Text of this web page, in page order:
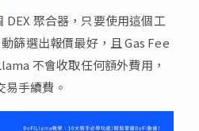
聚合器，只要使用這個工
篩選出報價最好，且 Gas Fee
不會收取任何額外費用，
易手續費。